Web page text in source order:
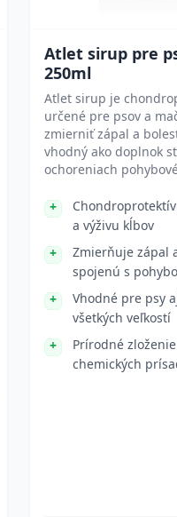
Atlet sirup pre
250ml
Atlet sirup je
určené pre psov a
zmierniť zápal a
vhodný ako doplnok
ochoreniach
a výživu kĺbov
Zmierňuje zápal
spojenú s
Vhodné pre psy
všetkých veľkostí
Prírodné
chemických